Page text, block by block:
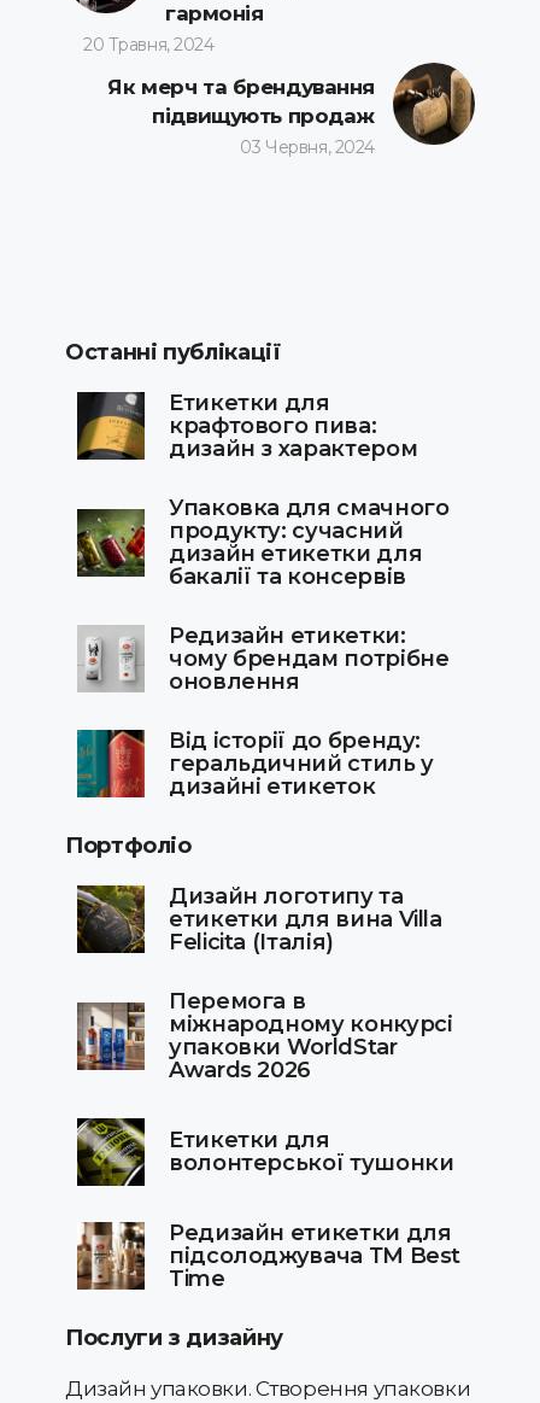
гармонія
20 Травня, 2024
Як мерч та брендування
підвищують продаж
03 Червня, 2024
Останні публікації
Етикетки для
крафтового пива:
дизайн з характером
Упаковка для смачного
продукту: сучасний
дизайн етикетки для
бакалії та консервів
Редизайн етикетки:
чому брендам потрібне
оновлення
Від історії до бренду:
геральдичний стиль у
дизайні етикеток
Портфоліо
Дизайн логотипу та
етикетки для вина Villa
Felicita (Італія)
Перемога в
міжнародному конкурсі
упаковки WorldStar
Awards 2026
Етикетки для
волонтерської тушонки
Редизайн етикетки для
підсолоджувача ТМ Best
Time
Послуги з дизайну
Дизайн упаковки. Створення упаковки